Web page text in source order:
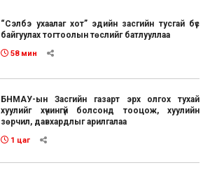
“Сэлбэ ухаалаг хот” эдийн засгийн тусгай бүс
байгуулах тогтоолын төслийг батлууллаа
58 мин
БНМАУ-ын Засгийн газарт эрх олгох тухай
хуулийг хүчингүй болсонд тооцож, хуулийн
зөрчил, давхардлыг арилгалаа
1 цаг